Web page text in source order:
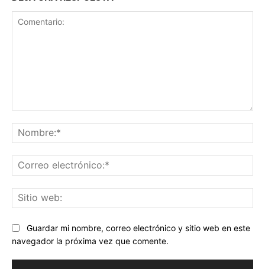
Guardar mi nombre, correo electrónico y sitio web en este
navegador la próxima vez que comente.